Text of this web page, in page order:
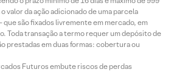
valor da ação adicionado de uma parcela
são fixados livremente em mercado, em
Toda transação a termo requer um depósito de
prestadas em duas formas: cobertura ou
Futuros embute riscos de perdas